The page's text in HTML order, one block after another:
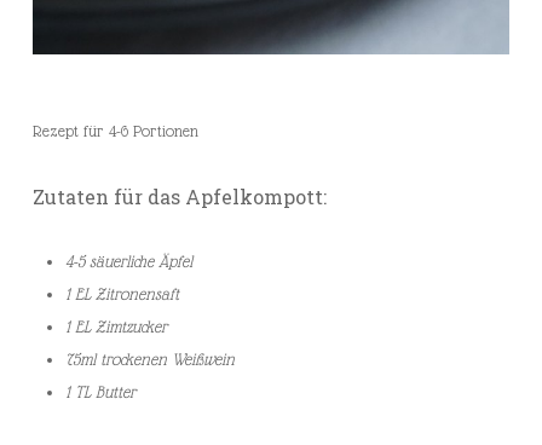
Rezept für 4-6 Portionen
Zutaten für das Apfelkompott:
4-5 säuerliche Äpfel
1 EL Zitronensaft
1 EL Zimtzucker
75ml trockenen Weißwein
1 TL Butter